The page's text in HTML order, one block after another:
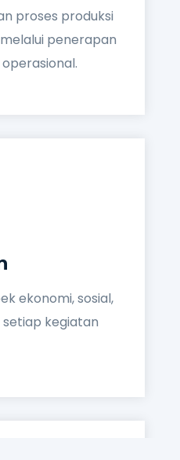
proses produksi
penerapan
ekonomi, sosial,
kegiatan